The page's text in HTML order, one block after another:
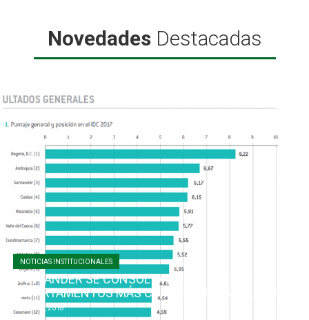
NovedadesDestacadas
NOTICIAS INSTITUCIONALES
SANTANDER SE CONSOLIDA COMO UNO DE LOS
DEPARTAMENTOS MÁS COMPETITIVOS DEL PAÍS
JUNIO 13, 2018